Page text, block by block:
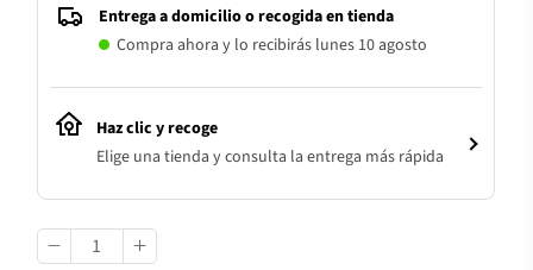
Entrega a domicilio o recogida en tienda
Compra ahora y lo recibirás lunes 10 agosto
Haz clic y recoge
Elige una tienda y consulta la entrega más rápida